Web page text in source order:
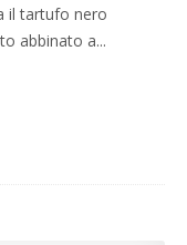
il tartufo nero
abbinato a...